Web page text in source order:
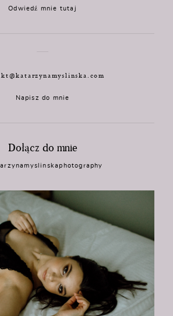
Odwiedź mnie tutaj
Napisz do mnie
Dołącz do mnie